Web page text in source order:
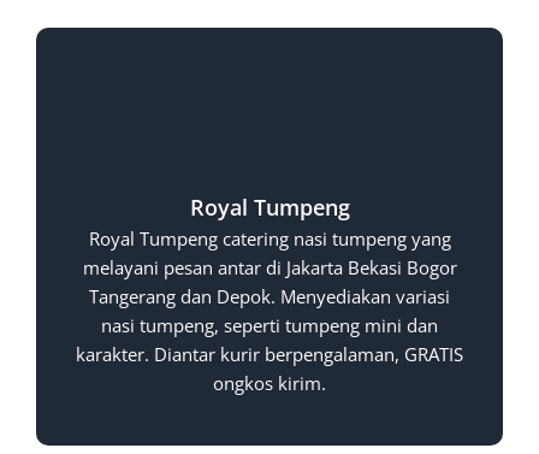
Royal Tumpeng
Royal Tumpeng catering nasi tumpeng yang
melayani pesan antar di Jakarta Bekasi Bogor
Tangerang dan Depok. Menyediakan variasi
nasi tumpeng, seperti tumpeng mini dan
karakter. Diantar kurir berpengalaman, GRATIS
ongkos kirim.